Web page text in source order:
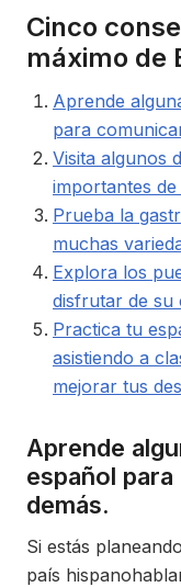
Cinco
máximo de
Aprende
para
Visita algunos
importantes de
Prueba la
muchas
Explora los
disfrutar de su
Practica tu
asistiendo a
mejorar tus
Aprende
español
demás.
Si estás
país